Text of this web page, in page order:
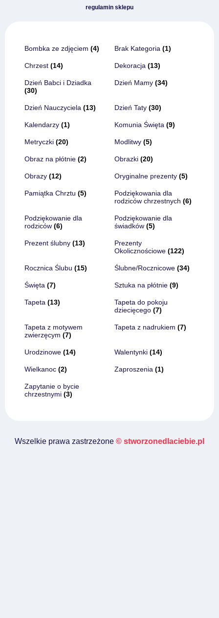
regulamin sklepu
Bombka ze zdjęciem (4) Brak Kategoria (1)
Chrzest (14) Dekoracja (13)
Dzień Babci i Dziadka
(30)
Dzień Mamy (34)
Dzień Nauczyciela (13) Dzień Taty (30)
Kalendarzy (1) Komunia Święta (9)
Metryczki (20) Modlitwy (5)
Obraz na płótnie (2) Obrazki (20)
Obrazy (12) Oryginalne prezenty (5)
Pamiątka Chrztu (5)
Podziękowania dla
rodziców chrzestnych (6)
Podziękowanie dla
rodziców (6)
Podziękowanie dla
świadków (5)
Prezent ślubny (13)
Prezenty
Okolicznościowe (122)
Rocznica Ślubu (15) Ślubne/Rocznicowe (34)
Święta (7) Sztuka na płótnie (9)
Tapeta (13)
Tapeta do pokoju
dziecięcego (7)
Tapeta z motywem
zwierzęcym (7)
Tapeta z nadrukiem (7)
Urodzinowe (14) Walentynki (14)
Wielkanoc (2) Zaproszenia (1)
Zapytanie o bycie
chrzestnymi (3)
Wszelkie prawa zastrzeżone © stworzonedlaciebie.pl